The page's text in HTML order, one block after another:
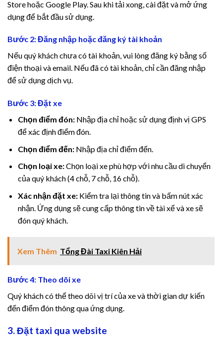
Hacklink panel
Hacklink panel
Hacklink panel
Hacklink panel
Hacklink panel
Hacklink panel
Hacklink panel
Masal oku
Hacklink satın al
Hacklink Panel
boostaro review
NervEase
Nitric Boost
Store hoặc Google Play. Sau khi tải xong, cài đặt và mở ứng
dụng để bắt đầu sử dụng.
Bước 2: Đăng nhập hoặc đăng ký tài khoản
Nếu quý khách chưa có tài khoản, vui lòng đăng ký bằng số
điện thoại và email. Nếu đã có tài khoản, chỉ cần đăng nhập
để sử dụng dịch vụ.
Bước 3: Đặt xe
Chọn điểm đón:Nhập địa chỉ hoặc sử dụng định vị GPS
để xác định điểm đón.
Chọn điểm đến:Nhập địa chỉ điểm đến.
Chọn loại xe:Chọn loại xe phù hợp với nhu cầu di chuyển
của quý khách (4 chỗ, 7 chỗ, 16 chỗ).
Xác nhận đặt xe:Kiểm tra lại thông tin và bấm nút xác
nhận. Ứng dụng sẽ cung cấp thông tin về tài xế và xe sẽ
đón quý khách.
Xem Thêm Tổng Đài Taxi Kiên Hải
Bước 4: Theo dõi xe
Quý khách có thể theo dõi vị trí của xe và thời gian dự kiến
đến điểm đón thông qua ứng dụng.
3. Đặt taxi qua website